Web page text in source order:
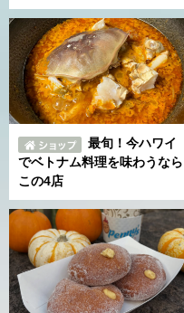
最旬！今ハワイ
でベトナム料理を味わうなら
この4店